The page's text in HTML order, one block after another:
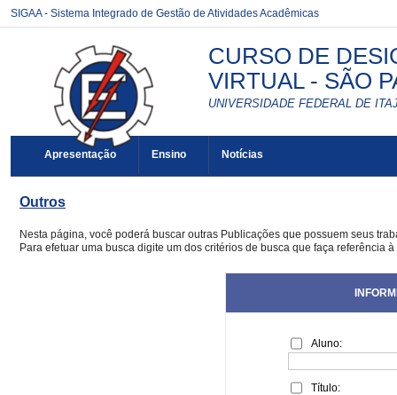
SIGAA - Sistema Integrado de Gestão de Atividades Acadêmicas
CURSO DE
VIRTUAL - SÃO
UNIVERSIDADE FEDERAL DE
Apresentação Ensino Notícias
Outros
Nesta página, você poderá buscar outras Publicações que possuem seus
Para efetuar uma busca digite um dos critérios de busca que faça referência
Aluno:
Título: